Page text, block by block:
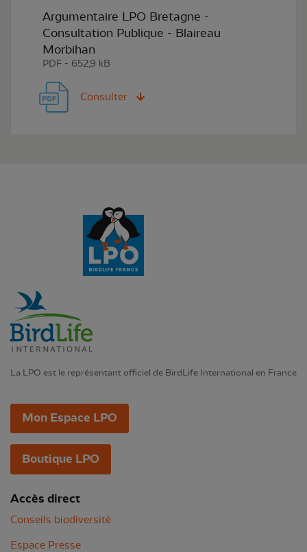
Argumentaire LPO Bretagne -
Consultation Publique - Blaireau
Morbihan
PDF - 652,9 kB
Consulter
La LPO est le représentant officiel de BirdLife International en France
Mon Espace LPO
Boutique LPO
Accès direct
Conseils biodiversité
Espace Presse